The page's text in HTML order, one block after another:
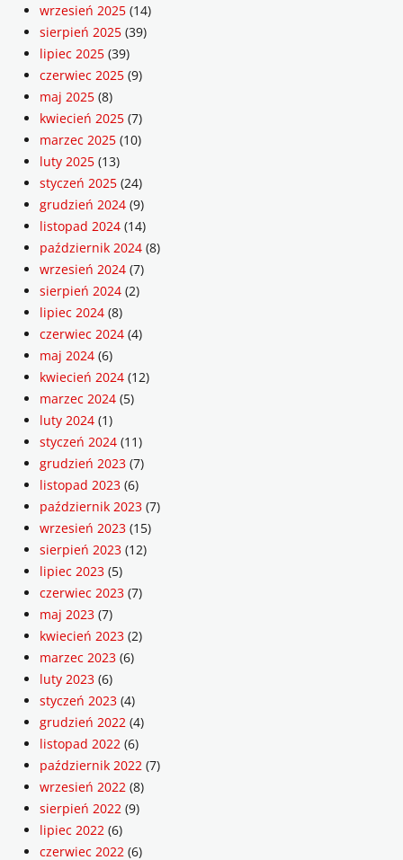
wrzesień 2025 (14)
sierpień 2025 (39)
lipiec 2025 (39)
czerwiec 2025 (9)
maj 2025 (8)
kwiecień 2025 (7)
marzec 2025 (10)
luty 2025 (13)
styczeń 2025 (24)
grudzień 2024 (9)
listopad 2024 (14)
październik 2024 (8)
wrzesień 2024 (7)
sierpień 2024 (2)
lipiec 2024 (8)
czerwiec 2024 (4)
maj 2024 (6)
kwiecień 2024 (12)
marzec 2024 (5)
luty 2024 (1)
styczeń 2024 (11)
grudzień 2023 (7)
listopad 2023 (6)
październik 2023 (7)
wrzesień 2023 (15)
sierpień 2023 (12)
lipiec 2023 (5)
czerwiec 2023 (7)
maj 2023 (7)
kwiecień 2023 (2)
marzec 2023 (6)
luty 2023 (6)
styczeń 2023 (4)
grudzień 2022 (4)
listopad 2022 (6)
październik 2022 (7)
wrzesień 2022 (8)
sierpień 2022 (9)
lipiec 2022 (6)
czerwiec 2022 (6)